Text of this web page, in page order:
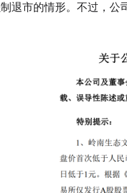
退市的情形。不过，公